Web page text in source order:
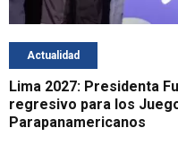
Actualidad
Lima 2027: Presidenta
regresivo para los
Parapanamericanos